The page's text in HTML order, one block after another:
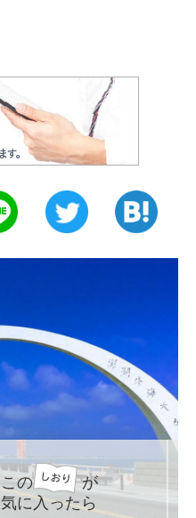
この
が
気に入ったら